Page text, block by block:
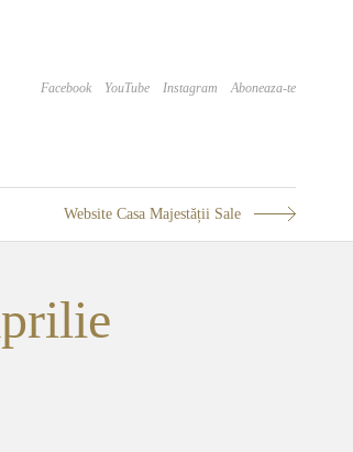
Facebook YouTube Instagram Aboneaza-te
Website Casa Majestății Sale